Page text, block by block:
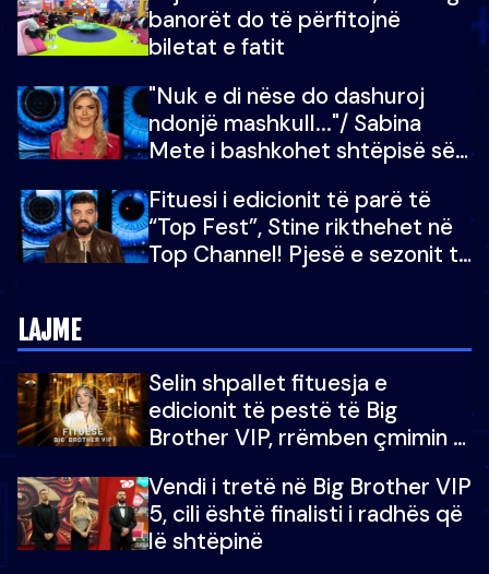
mu copëtua
banorët do të përfitojnë
biletat e fatit
"Nuk e di nëse do dashuroj
ndonjë mashkull..."/ Sabina
Mete i bashkohet shtëpisë së
për në fund!
Fituesi i edicionit të parë të
“Top Fest”, Stine rikthehet në
Top Channel! Pjesë e sezonit të
LAJME
Selin shpallet fituesja e
edicionit të pestë të Big
Brother VIP, rrëmben çmimin e
Vendi i tretë në Big Brother VIP
5, cili është finalisti i radhës që
lë shtëpinë